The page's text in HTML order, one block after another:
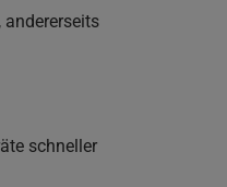
schneller